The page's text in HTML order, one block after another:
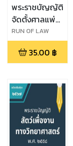
พระราชบัญญัติ
จัดตั้งศาลแพ่ง
ตลิ่งชัน ศาล
แพ่งพระโขนง
ศาลแพ่งมีนบุรี
ตลิ่งชัน ศาล
อาญาพระโขนง
และศาลอาญา
มีนบุรี พ.ศ.
๒๕๖๒
RUN OF LAW
35.00 ฿